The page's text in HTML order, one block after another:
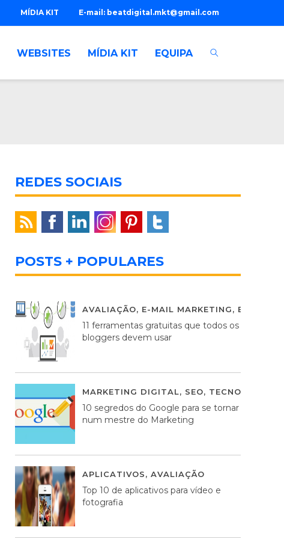
E-mail: beatdigital.mkt@gmail.com
MÍDIA KIT
WEBSITES MÍDIA KIT EQUIPA
REDES SOCIAIS
POSTS + POPULARES
AVALIAÇÃO, E-MAIL MARKETING,
11 ferramentas gratuitas que todos os
bloggers devem usar
MARKETING DIGITAL, SEO, TECNOLOGIA
10 segredos do Google para se tornar
num mestre do Marketing
APLICATIVOS, AVALIAÇÃO
Top 10 de aplicativos para vídeo e
fotografia